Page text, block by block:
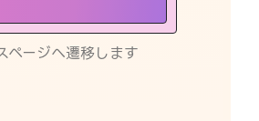
ージへ遷移します